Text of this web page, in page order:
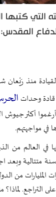
التي
المقدس:
منذ
وحدات
أكثر جيوش
في مواجهتهم.
في العالم من
متتالية
من
التراجع. لماذا؟